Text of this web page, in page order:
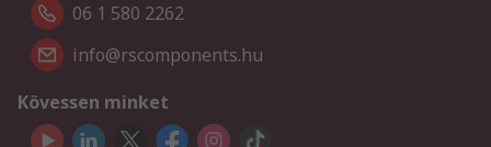
06 1 580 2262
info@rscomponents.hu
Kövessen minket